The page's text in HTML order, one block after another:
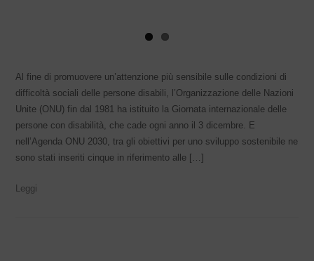
Al fine di promuovere un’attenzione più sensibile sulle condizioni di
difficoltà sociali delle persone disabili, l’Organizzazione delle Nazioni
Unite (ONU) fin dal 1981 ha istituito la Giornata internazionale delle
persone con disabilità, che cade ogni anno il 3 dicembre. E
nell’Agenda ONU 2030, tra gli obiettivi per uno sviluppo sostenibile ne
sono stati inseriti cinque in riferimento alle […]
Leggi